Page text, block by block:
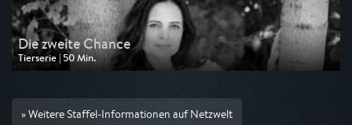
Die zweite Chance
Tierserie | 50 Min.
Ausgestrahlt von One
» Weitere Staffel-Informationen auf Netzwelt